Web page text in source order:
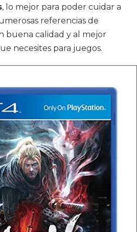
, lo mejor para poder cuidar a
referencias de
buena calidad y al mejor
necesites para juegos.